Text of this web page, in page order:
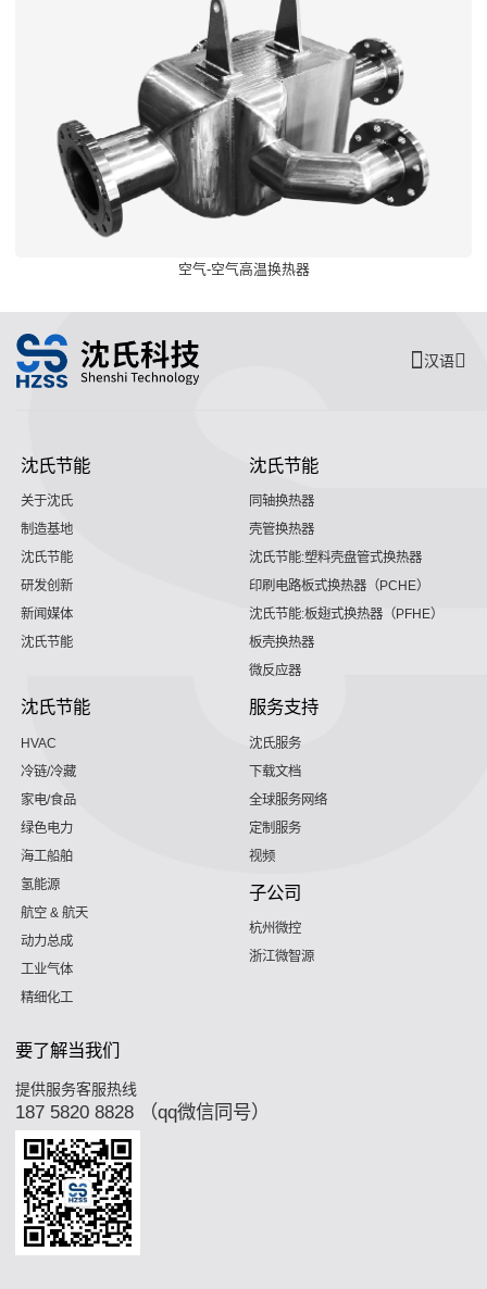
空气-空气高温换热器
汉语
沈氏节能
关于沈氏
制造基地
沈氏节能
研发创新
新闻媒体
沈氏节能
沈氏节能
同轴换热器
壳管换热器
沈氏节能:塑料壳盘管式换热器
印刷电路板式换热器（PCHE）
沈氏节能:板翅式换热器（PFHE）
板壳换热器
微反应器
沈氏节能
HVAC
冷链/冷藏
家电/食品
绿色电力
海工船舶
氢能源
航空 & 航天
动力总成
工业气体
精细化工
服务支持
沈氏服务
下载文档
全球服务网络
定制服务
视频
子公司
杭州微控
浙江微智源
要了解当我们
提供服务客服热线
187 5820 8828 （qq微信同号）